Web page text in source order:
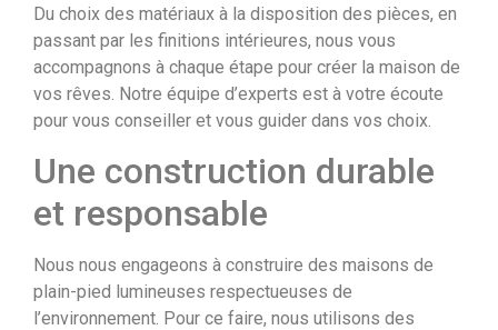
Du choix des matériaux à la disposition des pièces, en
passant par les finitions intérieures, nous vous
accompagnons à chaque étape pour créer la maison de
vos rêves. Notre équipe d’experts est à votre écoute
pour vous conseiller et vous guider dans vos choix.
Une construction durable
et responsable
Nous nous engageons à construire des maisons de
plain-pied lumineuses respectueuses de
l’environnement. Pour ce faire, nous utilisons des